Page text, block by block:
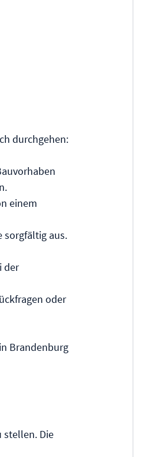
durchgehen:
einem
sorgfältig aus.
der
oder
Brandenburg
stellen. Die